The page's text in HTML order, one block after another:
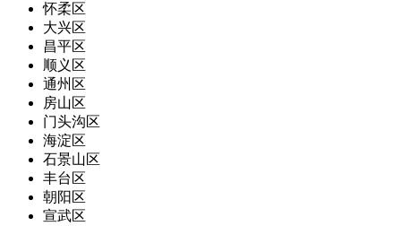
怀柔区
大兴区
昌平区
顺义区
通州区
房山区
门头沟区
海淀区
石景山区
丰台区
朝阳区
宣武区